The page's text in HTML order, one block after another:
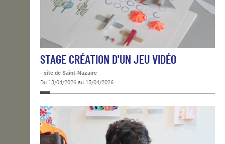
STAGE CRÉATION D'UN JEU VIDÉO
- site de Saint-Nazaire
Du 13/04/2026 au 15/04/2026